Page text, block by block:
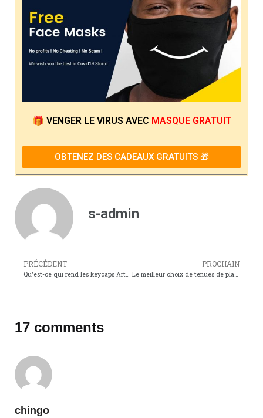
🎁 VENGER LE VIRUS AVEC MASQUE GRATUIT
OBTENEZ DES CADEAUX GRATUITS 🎁
s-admin
PRÉCÉDENT
Qu'est-ce qui rend les keycaps Artisan si chers ?
PROCHAIN
Le meilleur choix de tenues de plage pour les fans d'anime
17 comments
chingo